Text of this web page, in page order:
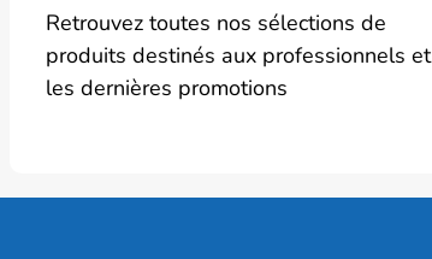
Retrouvez toutes nos sélections de
produits destinés aux professionnels et
les dernières promotions